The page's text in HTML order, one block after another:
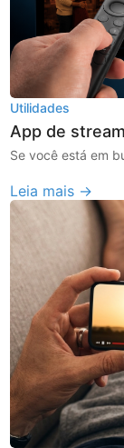
Utilidades
App de
Se você está em
Leia mais →